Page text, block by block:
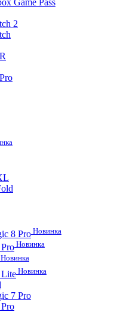
Game Pass
2
8 Pro Новинка
Новинка
Новинка
Новинка
7 Pro